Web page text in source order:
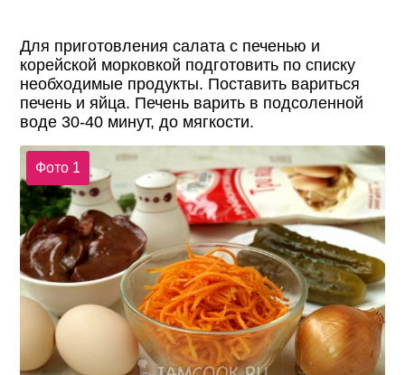
Для приготовления салата с печенью и
корейской морковкой подготовить по списку
необходимые продукты. Поставить вариться
печень и яйца. Печень варить в подсоленной
воде 30-40 минут, до мягкости.
Фото 1